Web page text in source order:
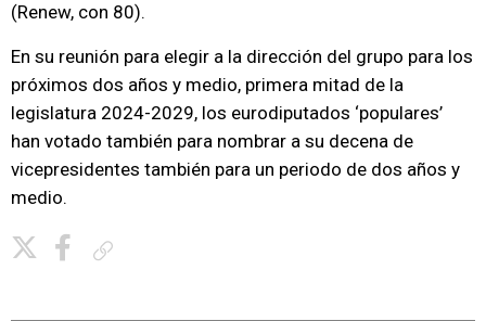
(Renew, con 80).
En su reunión para elegir a la dirección del grupo para los
próximos dos años y medio, primera mitad de la
legislatura 2024-2029, los eurodiputados ‘populares’
han votado también para nombrar a su decena de
vicepresidentes también para un periodo de dos años y
medio.